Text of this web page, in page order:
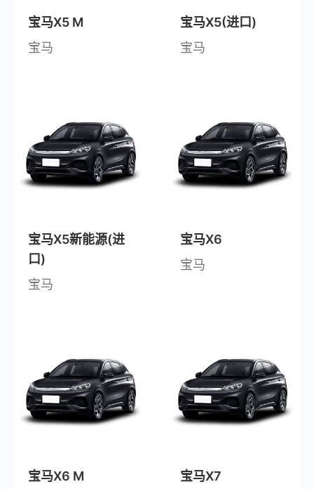
宝马X5 M
宝马
宝马X5(进口)
宝马
宝马X5新能源(进
口)
宝马
宝马X6
宝马
宝马X6 M 宝马X7